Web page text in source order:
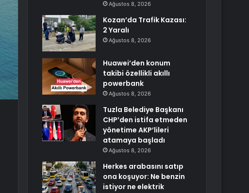
Ağustos 8, 2026
Kozan’da Trafik Kazası:
2 Yaralı
Ağustos 8, 2026
Huawei’den konum
takibi özellikli akıllı
powerbank
Ağustos 8, 2026
Tuzla Belediye Başkanı
CHP’den istifa etmeden
yönetime AKP’lileri
atamaya başladı
Ağustos 8, 2026
Herkes arabasını satıp
ona koşuyor: Ne benzin
istiyor ne elektrik